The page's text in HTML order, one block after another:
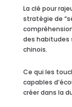
La clé pour
stratégie de
des habitudes
chinois.
Ce qui les
capables
créer dans la